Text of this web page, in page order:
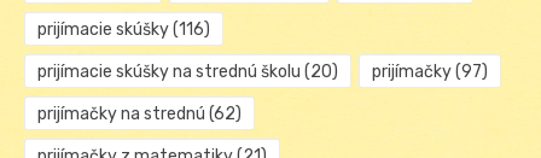
prijímacie skúšky(116)
prijímacie skúšky na strednú školu (20) prijímačky(97)
prijímačky na strednú (62)